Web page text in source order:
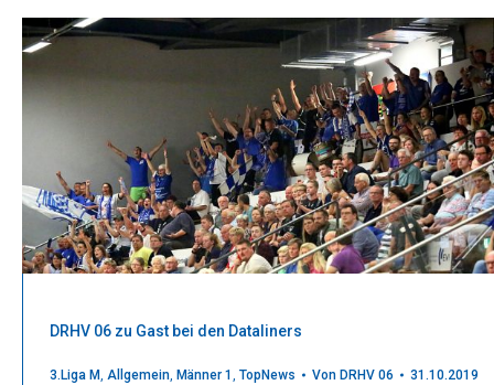
DRHV 06 zu Gast bei den Dataliners
3.Liga M, Allgemein, Männer 1 , TopNews Von DRHV 06 31.10.2019